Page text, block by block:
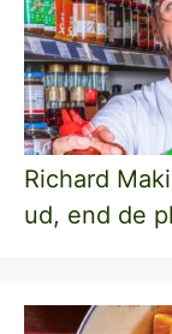
Richard
ud, end de